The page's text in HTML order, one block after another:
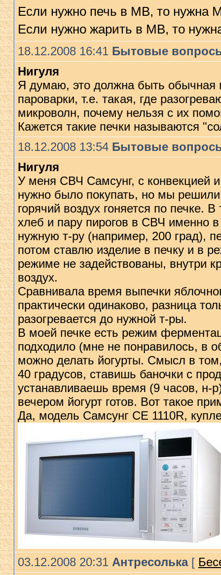
Если нужно печь в МВ, то нужна
Если нужно жарить в МВ, то
18.12.2008 16:41 Бытовые
Нигуля
Я думаю, это должна быть обычная
пароварки, т.е. такая, где
микроволн, почему нельзя с их
Кажется такие печки называются
18.12.2008 13:54 Бытовые
Нигуля
У меня СВЧ Самсунг, с конвекцией
нужно было покупать, но мы
горячий воздух гоняется по
хлеб и пару пирогов в СВЧ именно
нужную т-ру (например, 200 град),
потом ставлю изделие в печку и в
режиме не задействованы, внутри
воздух.
Сравнивала время выпечки
практически одинаково, разница
разогревается до нужной т-ры.
В моей печке есть режим
подходило (мне не понравилось, в
можно делать йогурты. Смысл в
40 градусов, ставишь баночки с
устанавливаешь время (9 часов, н-
вечером йогурт готов. Вот такое
Да, модель Самсунг СЕ 1110R,
03.12.2008 20:31 Антресолька[